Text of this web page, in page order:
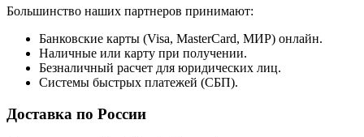
Большинство наших партнеров принимают:
Банковские карты (Visa, MasterCard, МИР) онлайн.
Наличные или карту при получении.
Безналичный расчет для юридических лиц.
Системы быстрых платежей (СБП).
Доставка по России